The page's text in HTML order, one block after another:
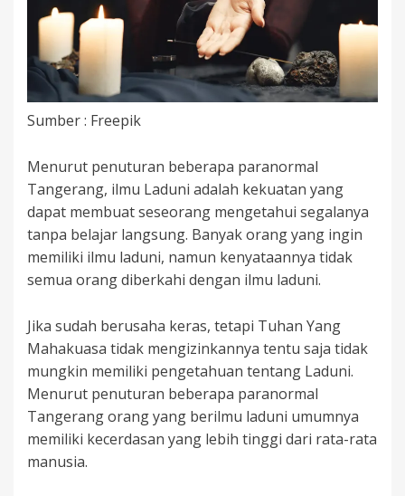
Sumber : Freepik
Menurut penuturan beberapa paranormal
Tangerang, ilmu Laduni adalah kekuatan yang
dapat membuat seseorang mengetahui segalanya
tanpa belajar langsung. Banyak orang yang ingin
memiliki ilmu laduni, namun kenyataannya tidak
semua orang diberkahi dengan ilmu laduni.
Jika sudah berusaha keras, tetapi Tuhan Yang
Mahakuasa tidak mengizinkannya tentu saja tidak
mungkin memiliki pengetahuan tentang Laduni.
Menurut penuturan beberapa paranormal
Tangerang orang yang berilmu laduni umumnya
memiliki kecerdasan yang lebih tinggi dari rata-rata
manusia.